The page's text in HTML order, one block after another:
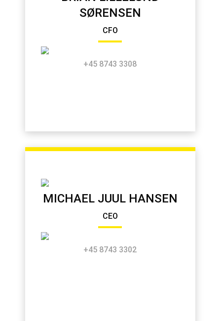
SØRENSEN
CFO
+45 8743 3308
MICHAEL JUUL HANSEN
CEO
+45 8743 3302